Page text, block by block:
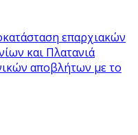
επαρχιακών
και Πλατανιά
αποβλήτων με το